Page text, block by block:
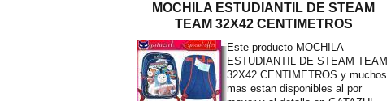
MOCHILA ESTUDIANTIL DE STEAM
TEAM 32X42 CENTIMETROS
Este producto MOCHILA
ESTUDIANTIL DE STEAM TEAM
32X42 CENTIMETROS y muchos
mas estan disponibles al por